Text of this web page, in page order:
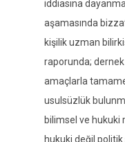
iddiasına
aşamasında
kişilik uzman
raporunda;
amaçlarla
usulsüzlük
bilimsel ve hukuki
hukuki değil